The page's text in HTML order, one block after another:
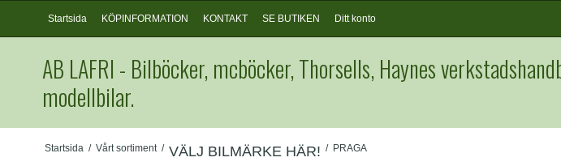
Startsida KÖPINFORMATION KONTAKT SE BUTIKEN Ditt konto
AB LAFRI - Bilböcker, mcböcker, Thorsells, Haynes
modellbilar.
Startsida / Vårt sortiment / VÄLJ BILMÄRKE HÄR! / PRAGA